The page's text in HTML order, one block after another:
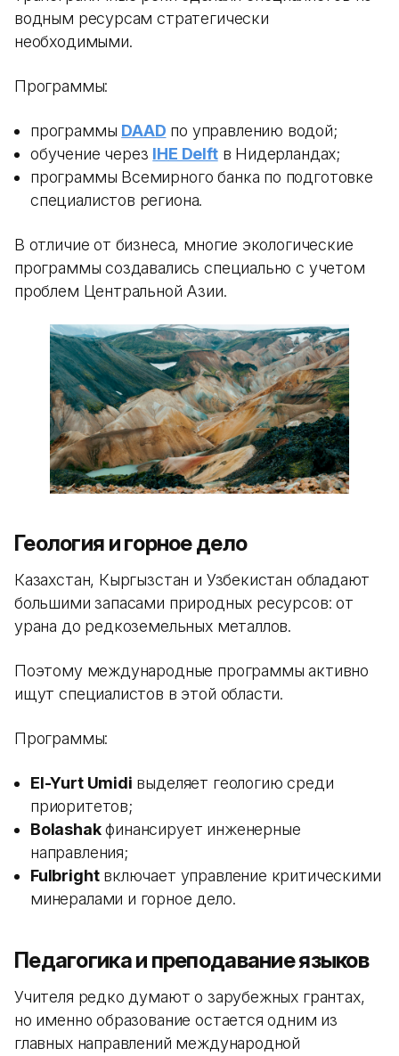
водным ресурсам стратегически
необходимыми.
Программы:
программы DAAD по управлению водой;
обучение через IHE Delftв Нидерландах;
программы Всемирного банка по подготовке
специалистов региона.
В отличие от бизнеса, многие экологические
программы создавались специально с учетом
проблем Центральной Азии.
Геология и горное дело
Казахстан, Кыргызстан и Узбекистан обладают
большими запасами природных ресурсов: от
урана до редкоземельных металлов.
Поэтому международные программы активно
ищут специалистов в этой области.
Программы:
El-Yurt Umidi выделяет геологию среди
приоритетов;
Bolashakфинансирует инженерные
направления;
Fulbrightвключает управление критическими
минералами и горное дело.
Педагогика и преподавание языков
Учителя редко думают о зарубежных грантах,
но именно образование остается одним из
главных направлений международной